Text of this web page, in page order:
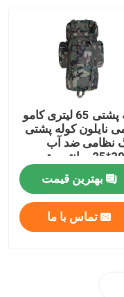
کوله پشتی 65 لیتری کامو
نایلون کوله پشتی
نظامی ضد آب
بهترین قیمت
تماس با ما